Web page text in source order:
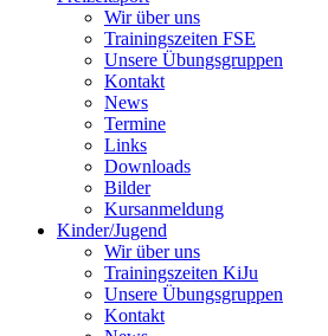
Wir über uns
Trainingszeiten FSE
Unsere Übungsgruppen
Kontakt
News
Termine
Links
Downloads
Bilder
Kursanmeldung
Kinder/Jugend
Wir über uns
Trainingszeiten KiJu
Unsere Übungsgruppen
Kontakt